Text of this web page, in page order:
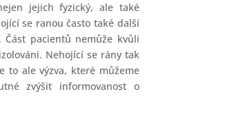
jejich fyzický, ale také
se ranou často také další
pacientů nemůže kvůli
Nehojící se rány tak
to ale výzva, které můžeme
zvýšit informovanost o